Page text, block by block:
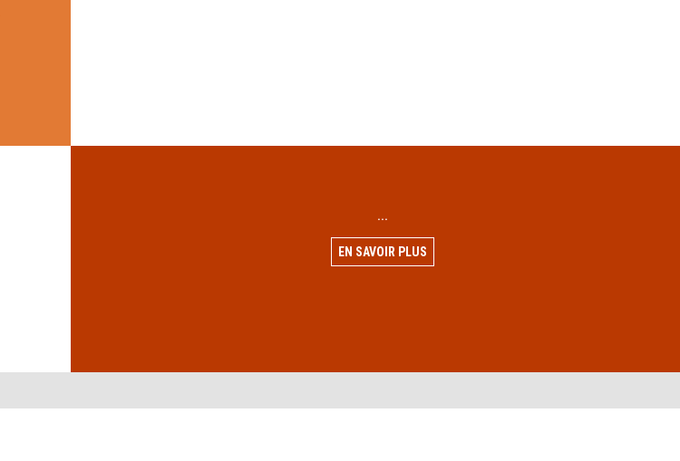
...
EN SAVOIR PLUS